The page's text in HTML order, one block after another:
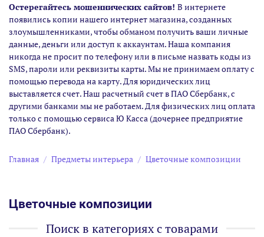
Остерегайтесь мошеннических сайтов! В интернете
появились копии нашего интернет магазина,созданных
злоумышленниками, чтобы обманом получить ваши личные
данные, деньги или доступ к аккаунтам. Наша компания
никогда не просит по телефону или в письме назвать коды из
SMS, пароли или реквизиты карты. Мы не принимаем оплату с
помощью перевода на карту. Для юридических лиц
выставляется счет. Наш расчетный счет в ПАО Сбербанк, с
другими банками мы не работаем. Для физических лиц оплата
только с помощью сервиса Ю Касса (дочернее предприятие
ПАО Сбербанк).
Главная Предметы интерьера Цветочные композиции
Цветочные композиции
Поиск в категориях с товарами